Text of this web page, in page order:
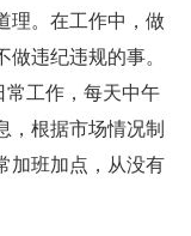
理。在工作中，做
违纪违规的事。
常工作，每天中午
，根据市场情况制
加班加点，从没有